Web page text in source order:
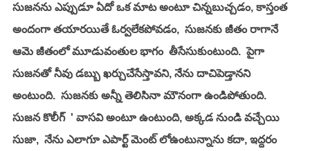
సుజనను ఎప్పుడూ ఏదో ఒక మాట అంటూ చిన్నబుచ్చడం, కాస్తంత
అందంగా తయారయితే ఓర్వలేకపోవడం,  సుజనకు జీతం రాగానే
ఆమె జీతంలో మూడువంతుల భాగం  తీసేసుకుంటుంది.  పైగా
సుజనతో నీవు డబ్బు ఖర్చుచేసేస్తావని, నేను దాచిపెడ్తానని
అంటుంది.  సుజనకు అన్నీ తెలిసినా మౌనంగా ఉండిపోతుంది.
సుజన కొలీగ్  ' వాసవి అంటూ ఉంటుంది, అక్కడ నుండి వచ్చేయి
సుజా,  నేను ఎలాగూ ఎపార్ట్ మెంట్ లోఉంటున్నాను కదా, ఇద్దరం